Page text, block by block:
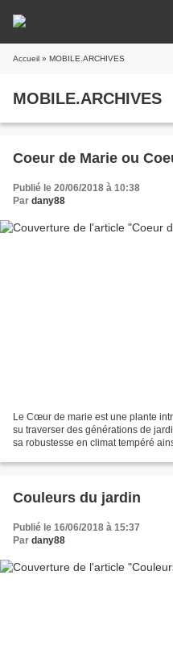
Accueil » MOBILE.ARCHIVES
MOBILE.ARCHIVES
Coeur de Marie ou
Publié le 20/06/2018 à 10:38
Par dany88
Le Cœur de marie est une plante
su traverser des générations de
sa robustesse en climat tempéré
Couleurs du jardin
Publié le 16/06/2018 à 15:37
Par dany88